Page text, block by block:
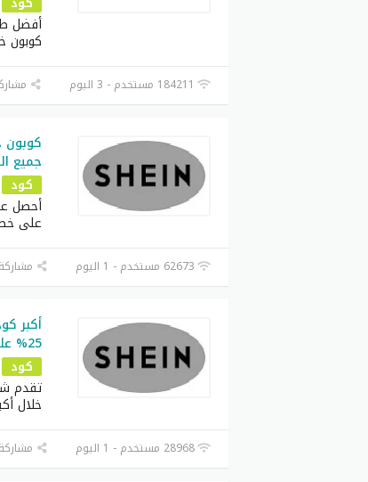
أفضل
184211 مستخدم - 3 اليوم
جميع
كود
أحصل
على
62673 مستخدم - 1 اليوم مشاركة
أكبر
25% على كل طلبات
كود
تقدم
خلال
28968 مستخدم - 1 اليوم مشاركة